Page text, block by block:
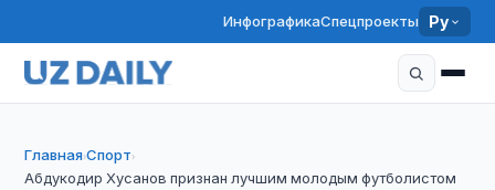
ИнфографикаСпецпроекты Ру
Главная›Спорт›
Абдукодир Хусанов признан лучшим молодым футболистом